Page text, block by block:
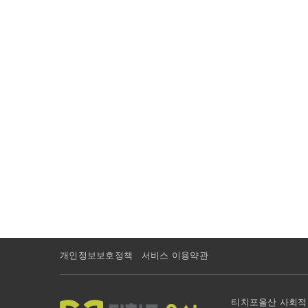
개인정보보호정책 서비스 이용약관
티치포울산 사회